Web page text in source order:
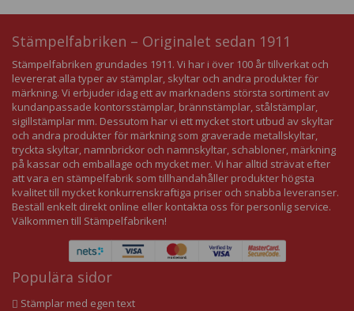
Stämpelfabriken – Originalet sedan 1911
Stämpelfabriken grundades 1911. Vi har i över 100 år tillverkat och
levererat alla typer av stämplar, skyltar och andra produkter för
märkning. Vi erbjuder idag ett av marknadens största sortiment av
kundanpassade kontorsstämplar, brännstämplar, stålstämplar,
sigillstämplar mm. Dessutom har vi ett mycket stort utbud av skyltar
och andra produkter för märkning som graverade metallskyltar,
tryckta skyltar, namnbrickor och namnskyltar, schabloner, märkning
på kassar och emballage och mycket mer. Vi har alltid strävat efter
att vara en stämpelfabrik som tillhandahåller produkter högsta
kvalitet till mycket konkurrenskraftiga priser och snabba leveranser.
Beställ enkelt direkt online eller kontakta oss för personlig service.
Välkommen till Stämpelfabriken!
Populära sidor
Stämplar med egen text